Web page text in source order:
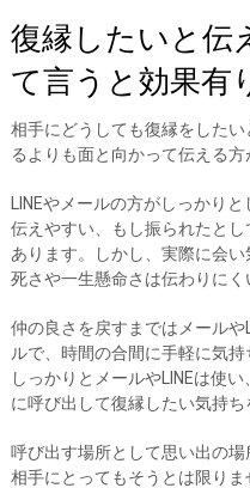
復縁したいと伝
て言うと効果有
相手にどうしても復縁をした
るよりも面と向かって伝える方
LINEやメールの方がしっかり
伝えやすい、もし振られたと
あります。しかし、実際に会
死さや一生懸命さは伝わりにく
仲の良さを戻すまではメール
ルで、時間の合間に手軽に気
しっかりとメールやLINEは使
に呼び出して復縁したい気持ち
呼び出す場所として思い出の場
相手にとってもそうとは限り